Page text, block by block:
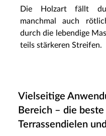
Die Holzart fällt
manchmal auch
durch die lebendige
teils stärkeren Streifen.
Vielseitige
Bereich – die
Terrassendielen